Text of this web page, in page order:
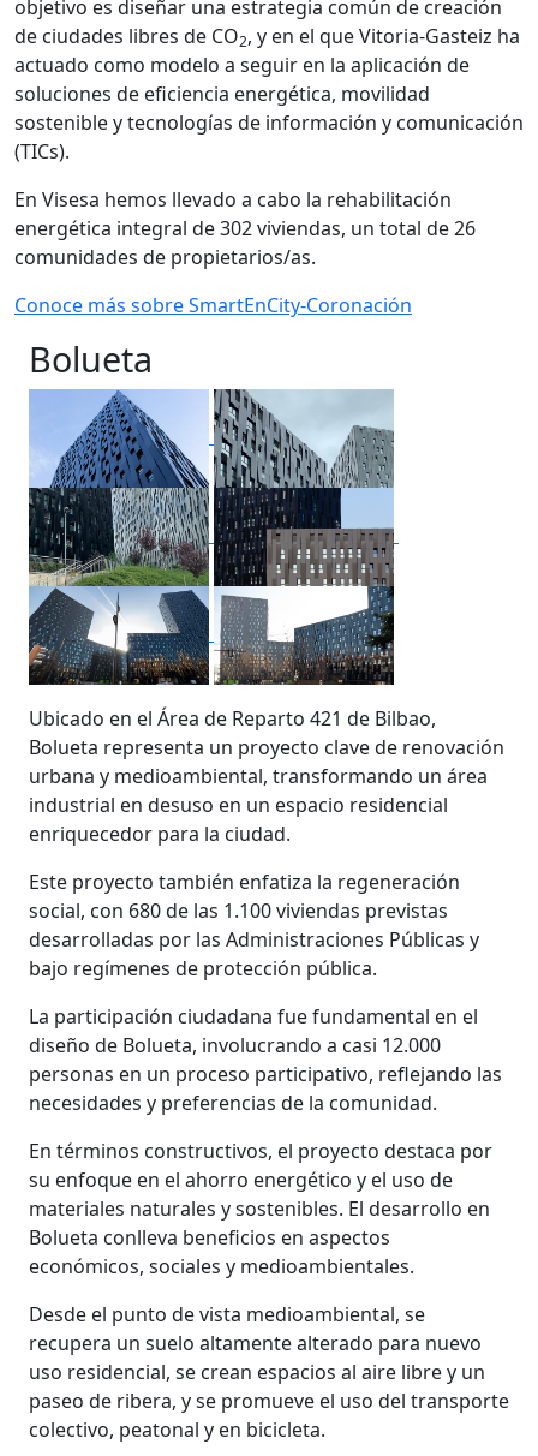
objetivo es diseñar una estrategia común de creación
de ciudades libres de CO2, y en el que Vitoria-Gasteiz ha
actuado como modelo a seguir en la aplicación de
soluciones de eficiencia energética, movilidad
sostenible y tecnologías de información y comunicación
(TICs).
En Visesa hemos llevado a cabo la rehabilitación
energética integral de 302 viviendas, un total de 26
comunidades de propietarios/as.
Conoce más sobre SmartEnCity-Coronación
Bolueta
Ubicado en el Área de Reparto 421 de Bilbao,
Bolueta representa un proyecto clave de renovación
urbana y medioambiental, transformando un área
industrial en desuso en un espacio residencial
enriquecedor para la ciudad.
Este proyecto también enfatiza la regeneración
social, con 680 de las 1.100 viviendas previstas
desarrolladas por las Administraciones Públicas y
bajo regímenes de protección pública.
La participación ciudadana fue fundamental en el
diseño de Bolueta, involucrando a casi 12.000
personas en un proceso participativo, reflejando las
necesidades y preferencias de la comunidad.
En términos constructivos, el proyecto destaca por
su enfoque en el ahorro energético y el uso de
materiales naturales y sostenibles. El desarrollo en
Bolueta conlleva beneficios en aspectos
económicos, sociales y medioambientales.
Desde el punto de vista medioambiental, se
recupera un suelo altamente alterado para nuevo
uso residencial, se crean espacios al aire libre y un
paseo de ribera, y se promueve el uso del transporte
colectivo, peatonal y en bicicleta.